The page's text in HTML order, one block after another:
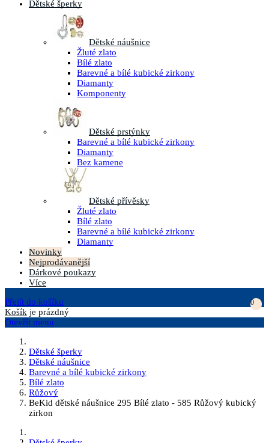
Dětské šperky
Dětské náušnice
Žluté zlato
Bílé zlato
Barevné a bílé kubické zirkony
Diamanty
Komponenty
Dětské prstýnky
Barevné a bílé kubické zirkony
Diamanty
Bez kamene
Dětské přívěsky
Žluté zlato
Bílé zlato
Barevné a bílé kubické zirkony
Diamanty
Novinky
Nejprodávanější
Dárkové poukazy
Více
Přejít do košíku
0
Košík je prázdný
Otevřít menu
Dětské šperky
Dětské náušnice
Barevné a bílé kubické zirkony
Bílé zlato
Růžový
BeKid dětské náušnice 295 Bílé zlato - 585 Růžový kubický
zirkon